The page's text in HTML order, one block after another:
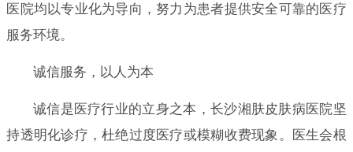
医院均以专业化为导向，努力为患者提供安全可靠的医疗
服务环境。
诚信服务，以人为本
诚信是医疗行业的立身之本，长沙湘肤皮肤病医院坚
持透明化诊疗，杜绝过度医疗或模糊收费现象。医生会根